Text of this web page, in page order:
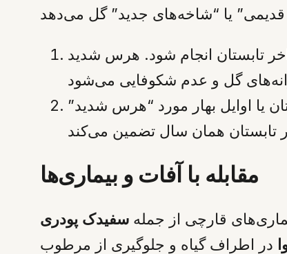
تابستان انجام شود. هرس شدید
یا اوایل بهار مورد “هرس شدید”
مقابله با آفات و بیماری‌ها
قارچی از جمله سفیدک پودری
در اطراف گیاه و جلوگیری از مرطوب